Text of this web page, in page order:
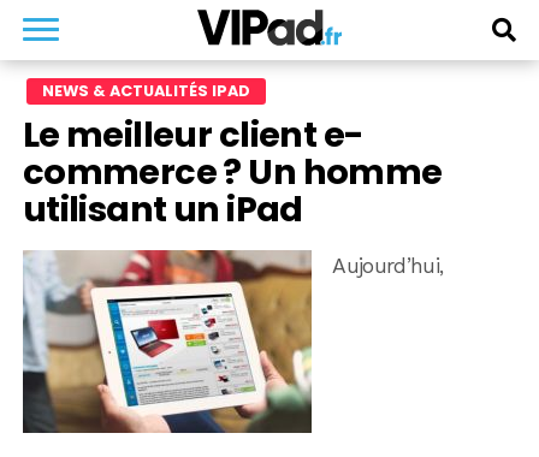
NEWS & ACTUALITÉS IPAD
Le meilleur client e-
commerce ? Un homme
utilisant un iPad
Aujourd’hui,